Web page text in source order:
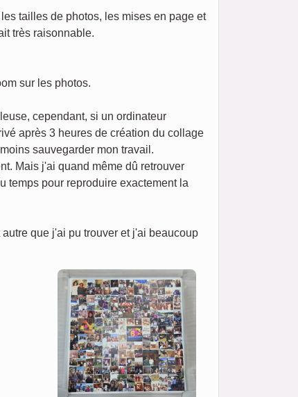
tailles de photos, les mises en page et
très raisonnable.
sur les photos.
cependant, si un ordinateur
après 3 heures de création du collage
sauvegarder mon travail.
Mais j'ai quand même dû retrouver
temps pour reproduire exactement la
que j'ai pu trouver et j'ai beaucoup